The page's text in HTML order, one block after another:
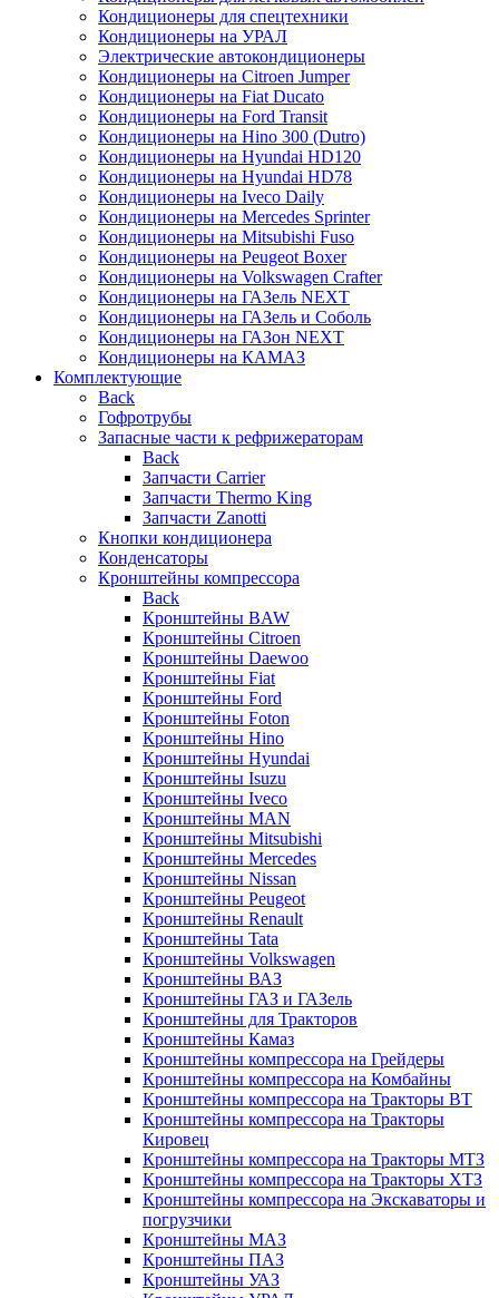
Кондиционеры для спецтехники
Кондиционеры на УРАЛ
Электрические автокондиционеры
Кондиционеры на Citroen Jumper
Кондиционеры на Fiat Ducato
Кондиционеры на Ford Transit
Кондиционеры на Hino 300 (Dutro)
Кондиционеры на Hyundai HD120
Кондиционеры на Hyundai HD78
Кондиционеры на Iveco Daily
Кондиционеры на Mercedes Sprinter
Кондиционеры на Mitsubishi Fuso
Кондиционеры на Peugeot Boxer
Кондиционеры на Volkswagen Crafter
Кондиционеры на ГАЗель NEXT
Кондиционеры на ГАЗель и Соболь
Кондиционеры на ГАЗон NEXT
Кондиционеры на КАМАЗ
Комплектующие
Back
Гофротрубы
Запасные части к рефрижераторам
Back
Запчасти Carrier
Запчасти Thermo King
Запчасти Zanotti
Кнопки кондиционера
Конденсаторы
Кронштейны компрессора
Back
Кронштейны BAW
Кронштейны Citroen
Кронштейны Daewoo
Кронштейны Fiat
Кронштейны Ford
Кронштейны Foton
Кронштейны Hino
Кронштейны Hyundai
Кронштейны Isuzu
Кронштейны Iveco
Кронштейны MAN
Кронштейны Mitsubishi
Кронштейны Mеrcedes
Кронштейны Nissan
Кронштейны Peugeot
Кронштейны Renault
Кронштейны Tata
Кронштейны Volkswagen
Кронштейны ВАЗ
Кронштейны ГАЗ и ГАЗель
Кронштейны для Тракторов
Кронштейны Камаз
Кронштейны компрессора на Грейдеры
Кронштейны компрессора на Комбайны
Кронштейны компрессора на Тракторы ВТ
Кронштейны компрессора на Тракторы
Кировец
Кронштейны компрессора на Тракторы МТЗ
Кронштейны компрессора на Тракторы ХТЗ
Кронштейны компрессора на Экскаваторы и
погрузчики
Кронштейны МАЗ
Кронштейны ПАЗ
Кронштейны УАЗ